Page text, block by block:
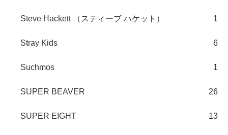
Steve Hackett （スティーブ ハケット） 1
Stray Kids 6
Suchmos 1
SUPER BEAVER 26
SUPER EIGHT 13